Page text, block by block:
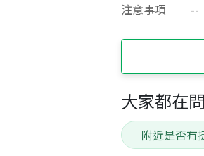
注意事項
--
大家都在問
附近是否有